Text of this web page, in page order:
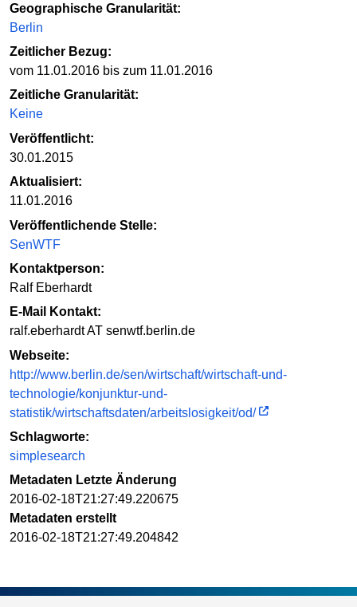
Geographische Granularität:
Berlin
Zeitlicher Bezug:
vom 11.01.2016 bis zum 11.01.2016
Zeitliche Granularität:
Keine
Veröffentlicht:
30.01.2015
Aktualisiert:
11.01.2016
Veröffentlichende Stelle:
SenWTF
Kontaktperson:
Ralf Eberhardt
E-Mail Kontakt:
ralf.eberhardt AT senwtf.berlin.de
Webseite:
http://www.berlin.de/sen/wirtschaft/wirtschaft-und-
technologie/konjunktur-und-
statistik/wirtschaftsdaten/arbeitslosigkeit/od/
Schlagworte:
simplesearch
Metadaten Letzte Änderung
2016-02-18T21:27:49.220675
Metadaten erstellt
2016-02-18T21:27:49.204842